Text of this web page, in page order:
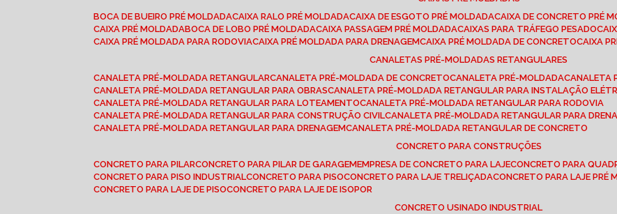
BOCA DE BUEIRO PRÉ MOLDADA CAIXA RALO PRÉ MOLDADA CAIXA DE ESGOTO PRÉ MOLDADA CAIXA DE CONCRETO PRÉ
CAIXA PRÉ MOLDADA BOCA DE LOBO PRÉ MOLDADA CAIXA PASSAGEM PRÉ MOLDADA CAIXAS PARA TRÁFEGO PESADO
CAIXA PRÉ MOLDADA PARA RODOVIA CAIXA PRÉ MOLDADA PARA DRENAGEM CAIXA PRÉ MOLDADA DE CONCRETO CAIXA
CANALETAS PRÉ-MOLDADAS RETANGULARES
CANALETA PRÉ-MOLDADA RETANGULAR CANALETA PRÉ-MOLDADA DE CONCRETO CANALETA PRÉ-MOLDADA
CANALETA PRÉ-MOLDADA RETANGULAR PARA OBRAS CANALETA PRÉ-MOLDADA RETANGULAR PARA INSTALAÇÃO
CANALETA PRÉ-MOLDADA RETANGULAR PARA LOTEAMENTO CANALETA PRÉ-MOLDADA RETANGULAR PARA RODOVIA
CANALETA PRÉ-MOLDADA RETANGULAR PARA CONSTRUÇÃO CIVIL CANALETA PRÉ-MOLDADA RETANGULAR PARA
CANALETA PRÉ-MOLDADA RETANGULAR PARA DRENAGEM CANALETA PRÉ-MOLDADA RETANGULAR DE CONCRETO
CONCRETO PARA CONSTRUÇÕES
CONCRETO PARA PILAR CONCRETO PARA PILAR DE GARAGEM EMPRESA DE CONCRETO PARA LAJE CONCRETO PARA
CONCRETO PARA PISO INDUSTRIAL CONCRETO PARA PISO CONCRETO PARA LAJE TRELIÇADA CONCRETO PARA LAJE PRÉ
CONCRETO PARA LAJE DE PISO CONCRETO PARA LAJE DE ISOPOR
CONCRETO USINADO INDUSTRIAL